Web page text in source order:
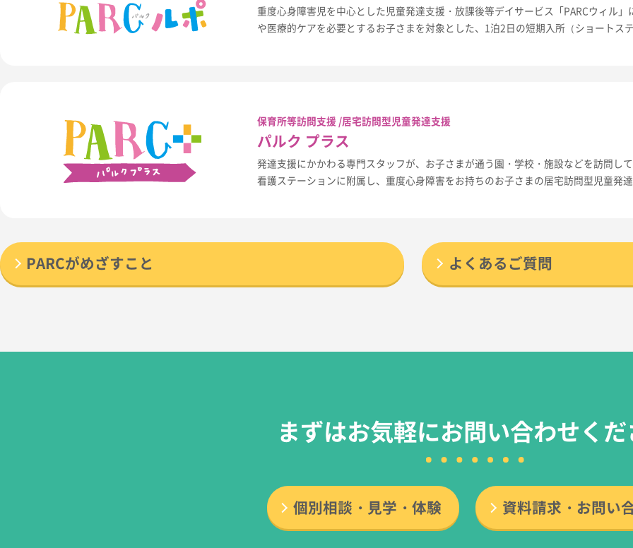
重度心身障害児を中心とした児童発達支援・放課後等デイサービス「PARCウィル
や医療的ケアを必要とするお子さまを対象とした、1泊2日の短期入所（ショートス
保育所等訪問支援 /居宅訪問型児童発達支援
パルク プラス
発達支援にかかわる専門スタッフが、お子さまが通う園・学校・施設などを訪問し
看護ステーションに附属し、重度心身障害をお持ちのお子さまの居宅訪問型児童発
PARCがめざすこと よくあるご質問
まずはお気軽にお問い合わせく
個別相談・見学・体験 資料請求・お問い